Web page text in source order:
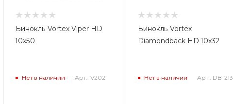
Бинокль Vortex Viper HD
10x50
Нет в наличии Арт.: V202
Бинокль Vortex
Diamondback HD 10x32
Нет в наличии Арт.: DB-213